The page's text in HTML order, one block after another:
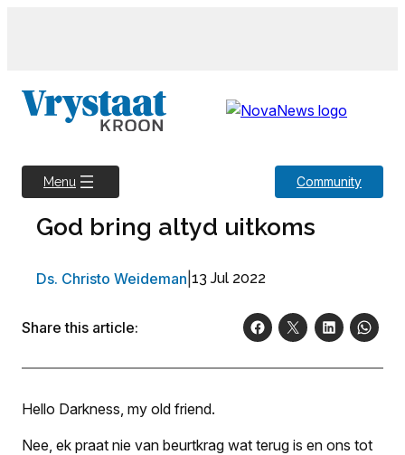
Menu Community
God bring altyd uitkoms
Ds. Christo Weideman 13 Jul 2022
Share this article:
Hello Darkness, my old friend.
Nee, ek praat nie van beurtkrag wat terug is en ons tot